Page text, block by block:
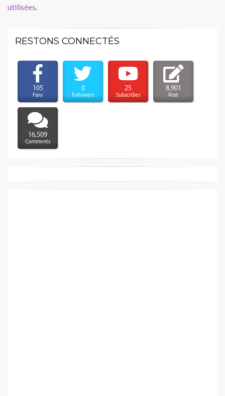
utilisées.
RESTONS CONNECTÉS
105
Fans
0
Followers
25
Subscriber
8,901
Post
16,509
Comments